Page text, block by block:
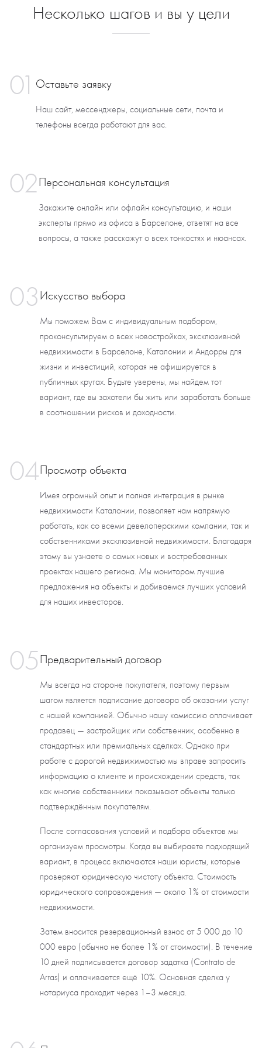
Несколько шагов и вы у цели
01 Оставьте заявку
Наш сайт, мессенджеры, социальные сети, почта и
телефоны всегда работают для вас.
02Персональная консультация
Закажите онлайн или офлайн консультацию, и наши
эксперты прямо из офиса в Барселоне, ответят на все
вопросы, а также расскажут о всех тонкостях и нюансах.
03 Искусство выбора
Мы поможем Вам с индивидуальным подбором,
проконсультируем о всех новостройках, эксклюзивной
недвижимости в Барселоне, Каталонии и Андорры для
жизни и инвестиций, которая не афишируется в
публичных кругах. Будьте уверены, мы найдем тот
вариант, где вы захотели бы жить или заработать больше
в соотношении рисков и доходности.
04Просмотр объекта
Имея огромный опыт и полная интеграция в рынке
недвижимости Каталонии, позволяет нам напрямую
работать, как со всеми девелоперскими компании, так и
собственниками эксклюзивной недвижимости. Благодаря
этому вы узнаете о самых новых и востребованных
проектах нашего региона. Мы монитором лучшие
предложения на объекты и добиваемся лучших условий
для наших инвесторов.
05Предварительный договор
Мы всегда на стороне покупателя, поэтому первым
шагом является подписание договора об оказании услуг
с нашей компанией. Обычно нашу комиссию оплачивает
продавец — застройщик или собственник, особенно в
стандартных или премиальных сделках. Однако при
работе с дорогой недвижимостью мы вправе запросить
информацию о клиенте и происхождении средств, так
как многие собственники показывают объекты только
подтверждённым покупателям.
После согласования условий и подбора объектов мы
организуем просмотры. Когда вы выбираете подходящий
вариант, в процесс включаются наши юристы, которые
проверяют юридическую чистоту объекта. Стоимость
юридического сопровождения — около 1% от стоимости
недвижимости.
Затем вносится резервационный взнос от 5 000 до 10
000 евро (обычно не более 1% от стоимости). В течение
10 дней подписывается договор задатка (Contrato de
Arras) и оплачивается ещё 10%. Основная сделка у
нотариуса проходит через 1–3 месяца.